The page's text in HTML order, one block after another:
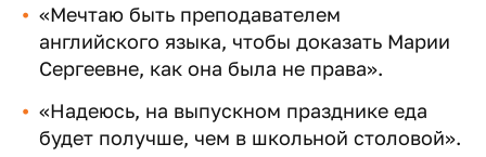
«Мечтаю быть преподавателем
английского языка, чтобы доказать Марии
Сергеевне, как она была не права».
«Надеюсь, на выпускном празднике еда
будет получше, чем в школьной столовой».